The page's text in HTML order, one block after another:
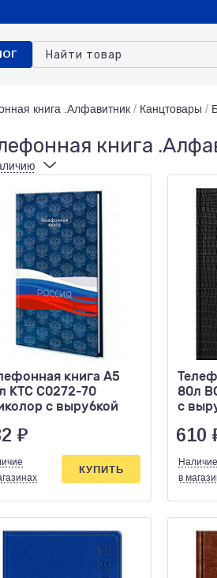
книга .Алфавитник / Канцтовары /
книга
книга А5
КТС С0272-70
с вырубкой
₽
КУПИТЬ
80л
с
610
Наличие
в